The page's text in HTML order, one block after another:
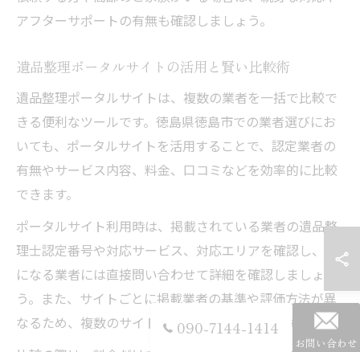
アフターサポートの有無も確認しましょう。
遺品整理ポータルサイトの活用と賢い比較術
遺品整理ポータルサイトは、複数の業者を一括で比較で
きる便利なツールです。徳島県徳島市での業者選びにお
いても、ポータルサイトを活用することで、認定業者の
有無やサービス内容、料金、口コミなどを効率的に比較
できます。
ポータルサイト利用時は、掲載されている業者の遺品整
理士認定番号や対応サービス、対応エリアを確認し、気
になる業者には直接問い合わせて詳細を確認しましょ
う。また、サイトごとに掲載業者の基準や評価方法が異
なるため、複数のサイトを活用するのもおすすめです。
090-7144-1414
お問い合わせ